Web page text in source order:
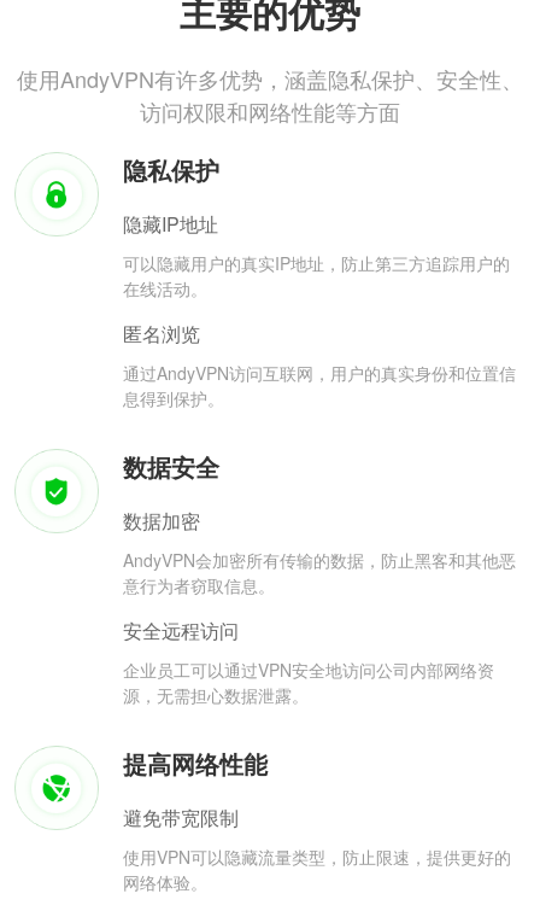
主要的优势
使用AndyVPN有许多优势，涵盖隐私保护、安全性、
访问权限和网络性能等方面
隐私保护
隐藏IP地址
可以隐藏用户的真实IP地址，防止第三方追踪用户的
在线活动。
匿名浏览
通过AndyVPN访问互联网，用户的真实身份和位置信
息得到保护。
数据安全
数据加密
AndyVPN会加密所有传输的数据，防止黑客和其他恶
意行为者窃取信息。
安全远程访问
企业员工可以通过VPN安全地访问公司内部网络资
源，无需担心数据泄露。
提高网络性能
避免带宽限制
使用VPN可以隐藏流量类型，防止限速，提供更好的
网络体验。